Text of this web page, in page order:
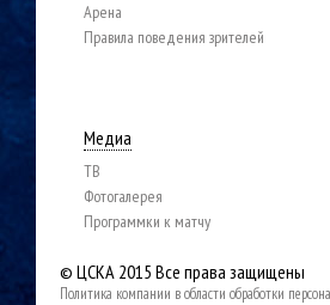
Арена
Правила поведения зрителей
Медиа
ТВ
Фотогалерея
Программки к матчу
© ЦСКА 2015 Все права защищены
Политика компании в области обработки